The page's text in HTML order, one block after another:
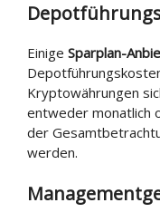
Einige Sparplan-
Kryptowährungen
entweder monatlich
der
werden.